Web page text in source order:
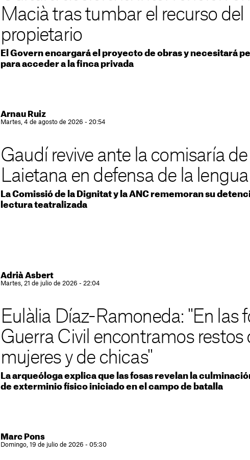
Macià tras tumbar el recurso del
propietario
El Govern encargará el proyecto de obras y necesitará
para acceder a la finca privada
Arnau Ruiz
Martes, 4 de agosto de 2026 - 20:54
Gaudí revive ante la comisaría
Laietana en defensa de la
La Comissió de la Dignitat y la ANC rememoran su
lectura teatralizada
Adrià Asbert
Martes, 21 de julio de 2026 - 22:04
Eulàlia Díaz-Ramoneda: "En las
Guerra Civil encontramos restos
mujeres y de chicas"
La arqueóloga explica que las fosas revelan la
de exterminio físico iniciado en el campo de batalla
Marc Pons
Domingo, 19 de julio de 2026 - 05:30